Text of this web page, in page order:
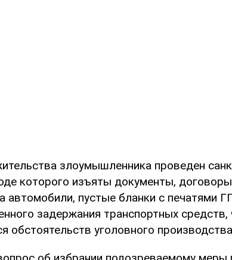
злоумышленника проведен
которого изъяты документы,
автомобили, пустые бланки с
задержания транспортных средств,
обстоятельств уголовного